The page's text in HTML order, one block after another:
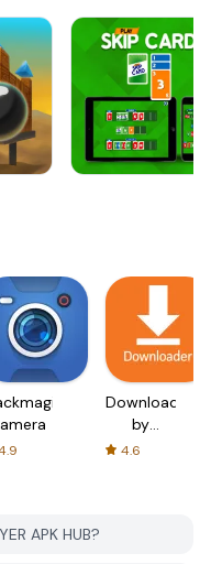
Downloader
by
AFTVnews
4.6
APK HUB?